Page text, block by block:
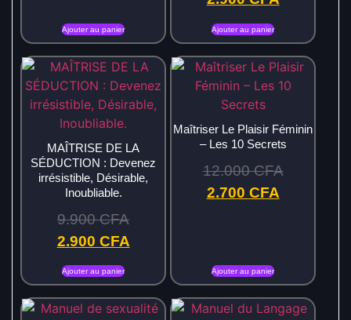
Ajouter au panier Ajouter au panier
MAÎTRISE DE LA
SÉDUCTION : Devenez
irrésistible, Désirable,
Inoubliable.
9.900CFA
2.900 CFA
Ajouter au panier
Maîtriser Le Plaisir Féminin
– Les 10 Secrets
12.000CFA
2.700 CFA
Ajouter au panier